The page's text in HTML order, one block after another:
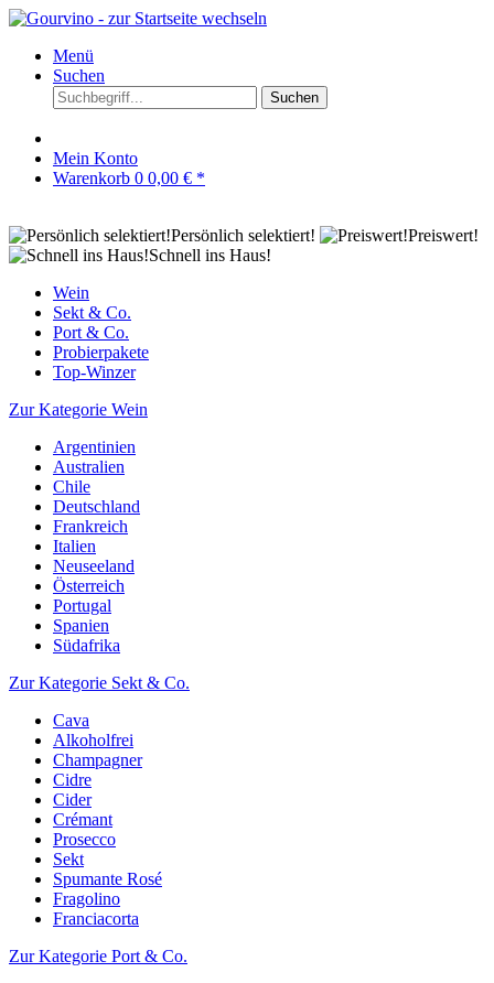
Menü
Suchen
Suchen
Mein Konto
Warenkorb 0 0,00 € *
Persönlich selektiert!
Preiswert!
Schnell ins Haus!
Wein
Sekt & Co.
Port & Co.
Probierpakete
Top-Winzer
Zur Kategorie Wein
Argentinien
Australien
Chile
Deutschland
Frankreich
Italien
Neuseeland
Österreich
Portugal
Spanien
Südafrika
Zur Kategorie Sekt & Co.
Cava
Alkoholfrei
Champagner
Cidre
Cider
Crémant
Prosecco
Sekt
Spumante Rosé
Fragolino
Franciacorta
Zur Kategorie Port & Co.